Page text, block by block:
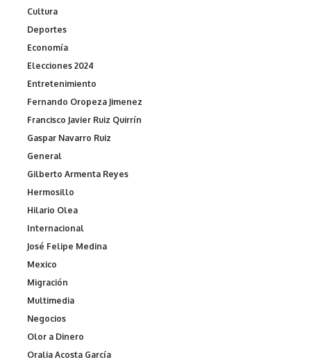
Cultura
Deportes
Economía
Elecciones 2024
Entretenimiento
Fernando Oropeza Jimenez
Francisco Javier Ruiz Quirrín
Gaspar Navarro Ruiz
General
Gilberto Armenta Reyes
Hermosillo
Hilario Olea
Internacional
José Felipe Medina
Mexico
Migración
Multimedia
Negocios
Olor a Dinero
Oralia Acosta García